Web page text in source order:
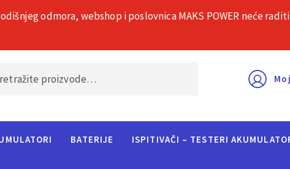
O nama Česta
BATERIJE ISPITIVAČI – TESTERI
odmora, webshop i poslovnica MAKS POWER neće raditi